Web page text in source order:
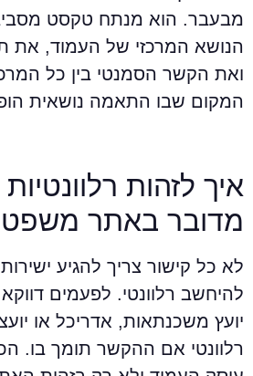
מבעבר. הוא מנתח טקסט
הנושא המרכזי של העמוד, את
ואת הקשר הסמנטי בין כל
המקום שבו התאמה נושאית
איך לזהות
מדובר באתר
לא כל קישור צריך להגיע ישירות
להיחשב רלוונטי. לפעמים
יועץ משכנתאות, אדריכל או יועצת
רלוונטי אם ההקשר תומך בו.